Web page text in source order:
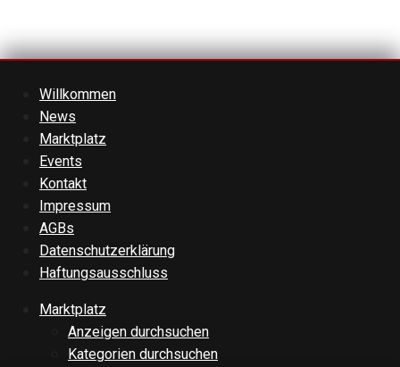
Willkommen
News
Marktplatz
Events
Kontakt
Impressum
AGBs
Datenschutzerklärung
Haftungsausschluss
Marktplatz
Anzeigen durchsuchen
Kategorien durchsuchen